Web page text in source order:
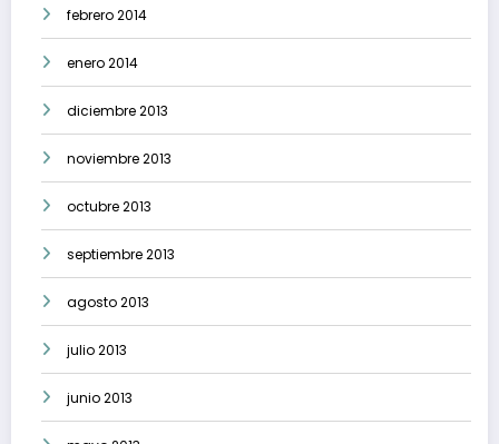
febrero 2014
enero 2014
diciembre 2013
noviembre 2013
octubre 2013
septiembre 2013
agosto 2013
julio 2013
junio 2013